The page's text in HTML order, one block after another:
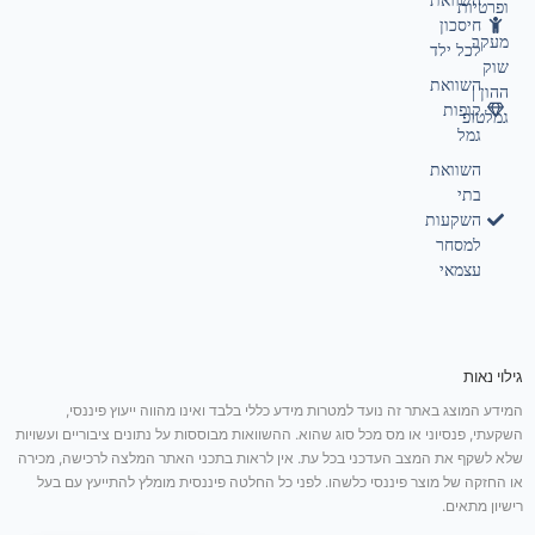
חיסכון
לכל ילד
השוואת
קופות
גמל
השוואת
בתי
השקעות
למסחר
עצמאי
ופרטיות
מעקב
שוק
ההון |
גמלטופ
גילוי נאות
המידע המוצג באתר זה נועד למטרות מידע כללי בלבד ואינו מהווה ייעוץ פיננסי,
השקעתי, פנסיוני או מס מכל סוג שהוא. ההשוואות מבוססות על נתונים ציבוריים ועשויות
שלא לשקף את המצב העדכני בכל עת. אין לראות בתכני האתר המלצה לרכישה, מכירה
או החזקה של מוצר פיננסי כלשהו. לפני כל החלטה פיננסית מומלץ להתייעץ עם בעל
רישיון מתאים.